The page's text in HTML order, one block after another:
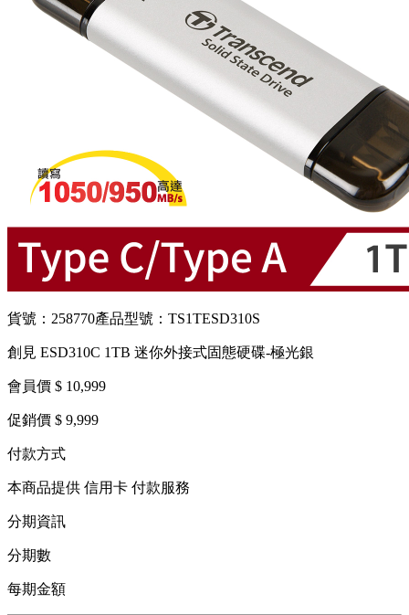
貨號：258770產品型號：TS1TESD310S
創見 ESD310C 1TB 迷你外接式固態硬碟-極光銀
會員價 $ 10,999
促銷價 $ 9,999
付款方式
本商品提供 信用卡 付款服務
分期資訊
分期數
每期金額